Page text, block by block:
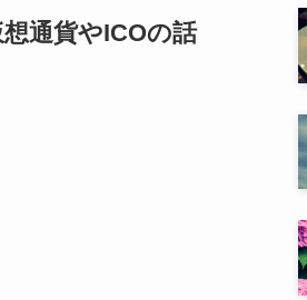
通貨やICOの話